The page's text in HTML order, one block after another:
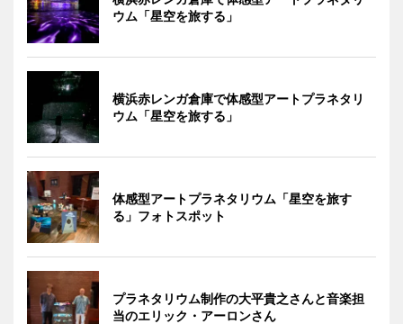
ウム「星空を旅する」
横浜赤レンガ倉庫で体感型アートプラネタリ
ウム「星空を旅する」
体感型アートプラネタリウム「星空を旅す
る」フォトスポット
プラネタリウム制作の大平貴之さんと音楽担
当のエリック・アーロンさん